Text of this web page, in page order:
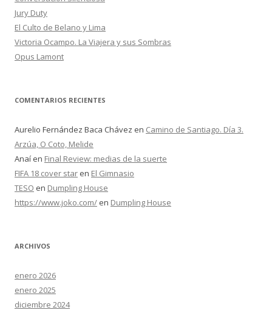
:Jury Duty
El Culto de Belano y Lima
Victoria Ocampo. La Viajera y sus Sombras
Opus Lamont
COMENTARIOS RECIENTES
Aurelio Fernández Baca Chávez en Camino de Santiago. Día 3.
Arzúa, O Coto, Melide
Anaí en Final Review: medias de la suerte
FIFA 18 cover star en El Gimnasio
TESO en Dumpling House
https://www.joko.com/ en Dumpling House
ARCHIVOS
enero 2026
enero 2025
diciembre 2024